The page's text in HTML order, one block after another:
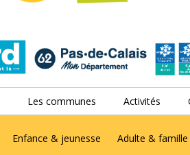
Les communes Activités
Enfance & jeunesse Adulte & famille